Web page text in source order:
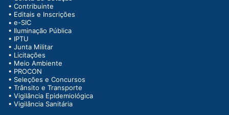
• Contribuinte
• Editais e Inscrições
• e-SIC
• Iluminação Pública
• IPTU
• Junta Militar
• Licitações
• Meio Ambiente
• PROCON
• Seleções e Concursos
• Trânsito e Transporte
• Vigilância Epidemiológica
• Vigilância Sanitária